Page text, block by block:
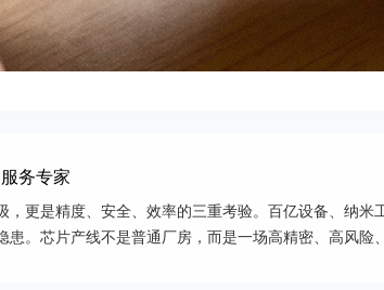
务专家
更是精度、安全、效率的三重考验。百亿设备、纳米
。芯片产线不是普通厂房，而是一场高精密、高风险